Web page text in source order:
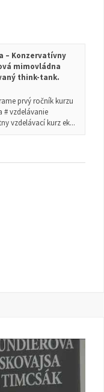
– Konzervatívny
mimovládna
think-tank.
prvý ročník kurzu
# vzdelávanie
vzdelávací kurz ek...